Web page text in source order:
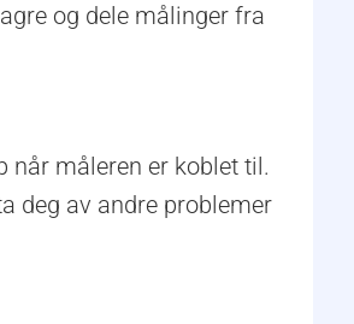
og dele målinger fra
når måleren er koblet til.
deg av andre problemer